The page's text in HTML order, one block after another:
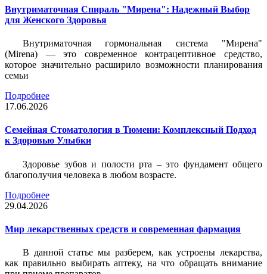
Внутриматочная Спираль "Мирена": Надежный Выбор
для Женского Здоровья
Внутриматочная гормональная система "Мирена"
(Mirena) — это современное контрацептивное средство,
которое значительно расширило возможности планирования
семьи
Подробнее
17.06.2026
Семейная Стоматология в Тюмени: Комплексный Подход
к Здоровью Улыбки
Здоровье зубов и полости рта – это фундамент общего
благополучия человека в любом возрасте.
Подробнее
29.04.2026
Мир лекарственных средств и современная фармация
В данной статье мы разберем, как устроены лекарства,
как правильно выбирать аптеку, на что обращать внимание